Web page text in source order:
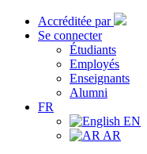
Accréditée par
Se connecter
Étudiants
Employés
Enseignants
Alumni
FR
EN
AR